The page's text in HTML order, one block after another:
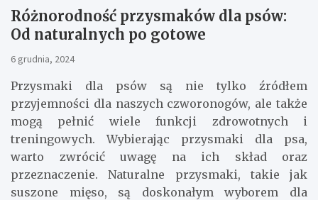
Różnorodność przysmaków dla psów:
Od naturalnych po gotowe
6 grudnia, 2024
Przysmaki dla psów są nie tylko źródłem
przyjemności dla naszych czworonogów, ale także
mogą pełnić wiele funkcji zdrowotnych i
treningowych. Wybierając przysmaki dla psa,
warto zwrócić uwagę na ich skład oraz
przeznaczenie. Naturalne przysmaki, takie jak
suszone mięso, są doskonałym wyborem dla